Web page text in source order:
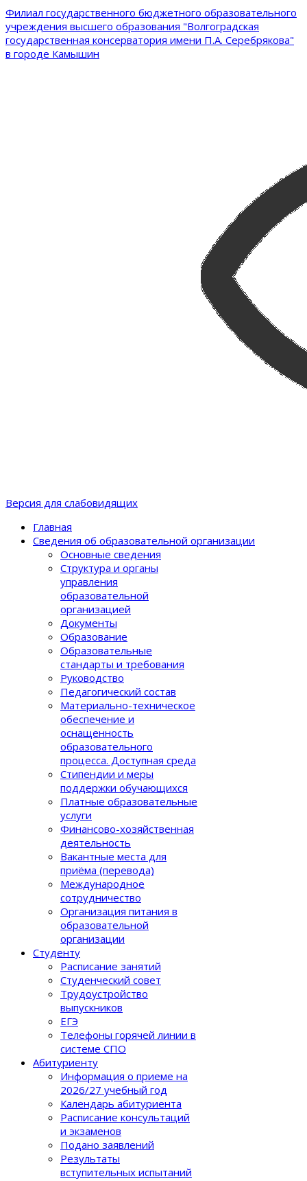
Филиал государственного бюджетного образовательного
учреждения высшего образования "Волгоградская
государственная консерватория имени П.А. Серебрякова"
в городе Камышин
Версия для слабовидящих
Главная
Сведения об образовательной организации
Основные сведения
Структура и органы
управления
образовательной
организацией
Документы
Образование
Образовательные
стандарты и требования
Руководство
Педагогический состав
Материально-техническое
обеспечение и
оснащенность
образовательного
процеcса. Доступная среда
Стипендии и меры
поддержки обучающихся
Платные образовательные
услуги
Финансово-хозяйственная
деятельность
Вакантные места для
приёма (перевода)
Международное
сотрудничество
Организация питания в
образовательной
организации
Студенту
Расписание занятий
Студенческий совет
Трудоустройство
выпускников
ЕГЭ
Телефоны горячей линии в
системе СПО
Абитуриенту
Информация о приеме на
2026/27 учебный год
Календарь абитуриента
Расписание консультаций
и экзаменов
Подано заявлений
Результаты
вступительных испытаний